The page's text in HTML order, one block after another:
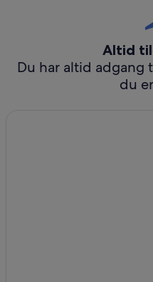
Altid
Du har altid adgang
du